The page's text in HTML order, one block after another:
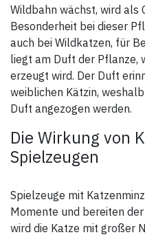
Wildbahn wächst, wird als
Besonderheit bei dieser
auch bei Wildkatzen, für
liegt am Duft der Pflanze,
erzeugt wird. Der Duft
weiblichen Kätzin,
Duft angezogen werden.
Die Wirkung von
Spielzeugen
Spielzeuge mit
Momente und bereiten
wird die Katze mit großer